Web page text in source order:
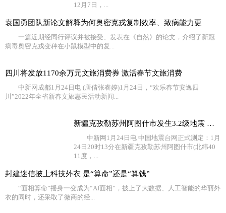
12月7日，...
袁国勇团队新论文解释为何奥密克戎复制效率、致病能力更
一篇近期经同行评议并被接受、发表在《自然》的论文，介绍了新冠
病毒奥密克戎变种在小鼠模型中的复...
四川将发放1170余万元文旅消费券 激活春节文旅消费
中新网成都1月24日电 (唐倩张睿婷)1月24日，“欢乐春节安逸四
川”2022年全省新春文旅惠民活动新闻...
新疆克孜勒苏州阿图什市发生3.2级地震 震源深度18千米
中新网1月24日电 中国地震台网正式测定：1月
24日20时13分在新疆克孜勒苏州阿图什市(北纬40
11度，...
封建迷信披上科技外衣 是“算命”还是“算钱”
“面相算命”摇身一变成为“AI面相”，披上了大数据、人工智能的华丽外
衣的同时，还采取了微商的经...